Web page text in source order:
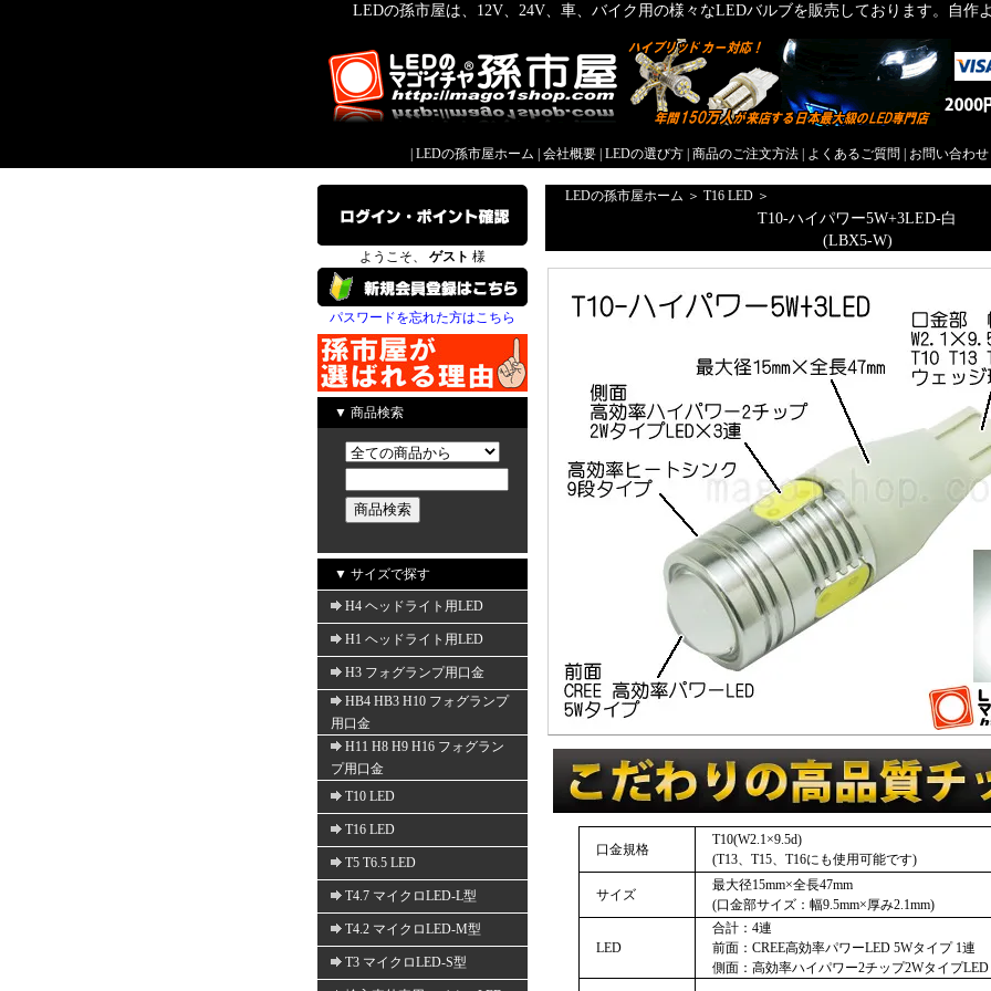
LEDの孫市屋は、12V、24V、車、バイク用の様々なLEDバルブを販売しております。自作
LEDの孫市屋ホーム 会社概要 LEDの選び方 商品のご注文方法 よくあるご質問 お問い合わせ
ようこそ、 ゲスト 様
パスワードを忘れた方はこちら
▼ 商品検索
▼ サイズで探す
H4 ヘッドライト用LED
H1 ヘッドライト用LED
H3 フォグランプ用口金
HB4 HB3 H10 フォグランプ
用口金
H11 H8 H9 H16 フォグラン
プ用口金
T10 LED
T16 LED
T5 T6.5 LED
T4.7 マイクロLED-L型
T4.2 マイクロLED-M型
T3 マイクロLED-S型
LEDの孫市屋ホーム ＞ T16 LED ＞
T10-ハイパワー5W+3LED-白
(LBX5-W)
口金規格
T10(W2.1×9.5d)
(T13、T15、T16にも使用可能です)
サイズ
最大径15mm×全長47mm
(口金部サイズ：幅9.5mm×厚み2.1mm)
LED
合計：4連
前面：CREE高効率パワーLED 5Wタイプ 1連
側面：高効率ハイパワー2チップ2WタイプLED